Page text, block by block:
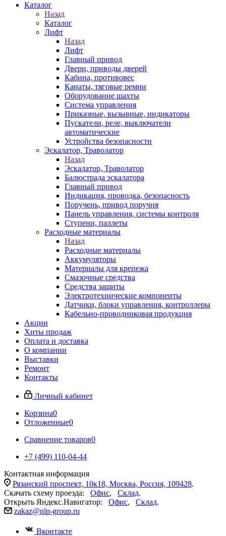
Каталог
Назад
Каталог
Лифт
Назад
Лифт
Главный привод
Двери, приводы дверей
Кабина, противовес
Канаты, тяговые ремни
Оборудование шахты
Система управления
Приказные, вызывные, индикаторы
Пускатели, реле, выключатели
автоматические
Устройства безопасности
Эскалатор, Траволатор
Назад
Эскалатор, Траволатор
Балюстрада эскалатора
Главный привод
Индикация, проводка, безопасность
Поручень, привод поручня
Панель управления, системы контроля
Ступени, паллеты
Расходные материалы
Назад
Расходные материалы
Аккумуляторы
Материалы для крепежа
Смазочные средства
Средства защиты
Электротехнические компоненты
Датчики, блоки управления, контроллеры
Кабельно-проводниковая продукция
Акции
Хиты продаж
Оплата и доставка
О компании
Выставки
Ремонт
Контакты
Личный кабинет
Корзина0
Отложенные0
Сравнение товаров0
+7 (499) 110-04-44
Контактная информация
Рязанский проспект, 10к18, Москва, Россия, 109428.
Скачать схему проезда: Офис, Склад.
Открыть Яндекс.Навигатор: Офис, Склад.
zakaz@nlp-group.ru
Вконтакте